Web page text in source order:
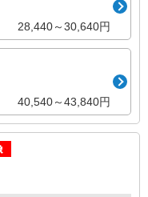
28,440～30,640円
40,540～43,840円